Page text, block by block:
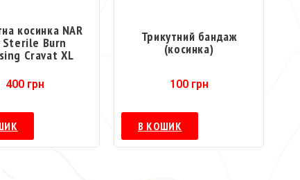
косинка NAR
Sterile Burn
Cravat XL
400 грн
Трикутний бандаж
(косинка)
100 грн
В КОШИК